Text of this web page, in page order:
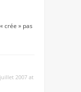
crée » pas
2007 at